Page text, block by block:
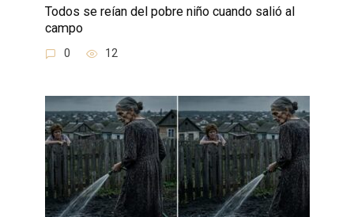
Todos se reían del pobre niño cuando salió al
campo
0 12